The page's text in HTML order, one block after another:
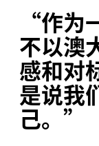
“作为
不以澳
感和对
是说我
己。”